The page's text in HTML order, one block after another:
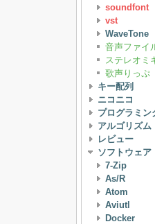
soundfont
vst
WaveTone
音声ファイ
ステレオミ
歌声りっぷ
キー配列
ニコニコ
プログラミン
アルゴリズム
レビュー
ソフトウェア
7-Zip
As/R
Atom
Aviutl
Docker